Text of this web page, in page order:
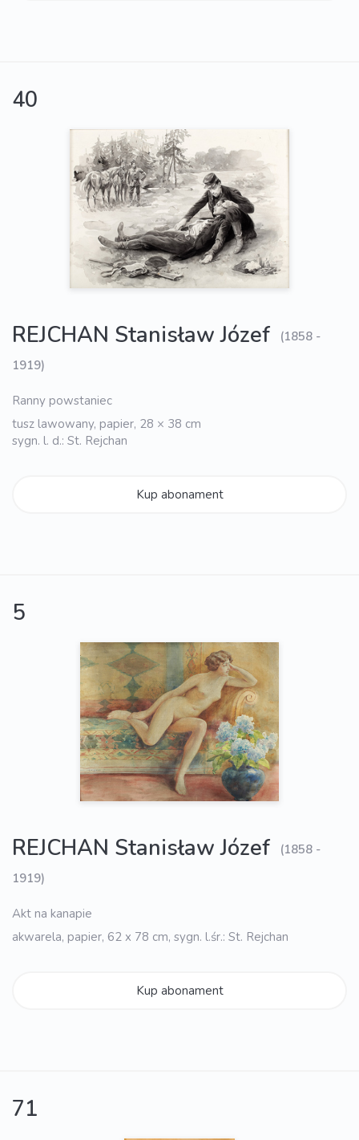
40
REJCHAN Stanisław Józef
(1858 -
1919)
Ranny powstaniec
tusz lawowany, papier, 28 × 38 cm
sygn. l. d.: St. Rejchan
Kup abonament
5
REJCHAN Stanisław Józef
(1858 -
1919)
Akt na kanapie
akwarela, papier, 62 x 78 cm, sygn. l.śr.: St. Rejchan
Kup abonament
71